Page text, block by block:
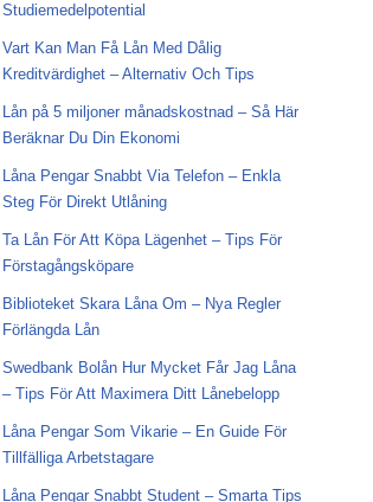
Studiemedelpotential
Vart Kan Man Få Lån Med Dålig
Kreditvärdighet – Alternativ Och Tips
Lån på 5 miljoner månadskostnad – Så Här
Beräknar Du Din Ekonomi
Låna Pengar Snabbt Via Telefon – Enkla
Steg För Direkt Utlåning
Ta Lån För Att Köpa Lägenhet – Tips För
Förstagångsköpare
Biblioteket Skara Låna Om – Nya Regler
Förlängda Lån
Swedbank Bolån Hur Mycket Får Jag Låna
– Tips För Att Maximera Ditt Lånebelopp
Låna Pengar Som Vikarie – En Guide För
Tillfälliga Arbetstagare
Låna Pengar Snabbt Student – Smarta Tips